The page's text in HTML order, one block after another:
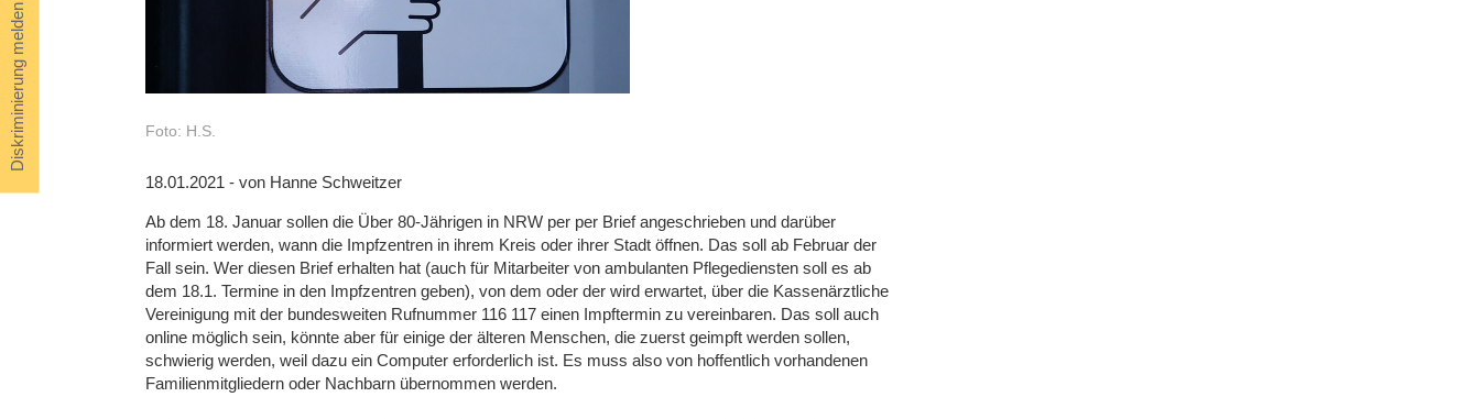
Diskriminierung melden Foto: H.S.
18.01.2021 - von Hanne Schweitzer
Ab dem 18. Januar sollen die Über 80-Jährigen in NRW per per Brief angeschrieben und darüber
informiert werden, wann die Impfzentren in ihrem Kreis oder ihrer Stadt öffnen. Das soll ab Februar der
Fall sein. Wer diesen Brief erhalten hat (auch für Mitarbeiter von ambulanten Pflegediensten soll es ab
dem 18.1. Termine in den Impfzentren geben), von dem oder der wird erwartet, über die Kassenärztliche
Vereinigung mit der bundesweiten Rufnummer 116 117 einen Impftermin zu vereinbaren. Das soll auch
online möglich sein, könnte aber für einige der älteren Menschen, die zuerst geimpft werden sollen,
schwierig werden, weil dazu ein Computer erforderlich ist. Es muss also von hoffentlich vorhandenen
Familienmitgliedern oder Nachbarn übernommen werden.